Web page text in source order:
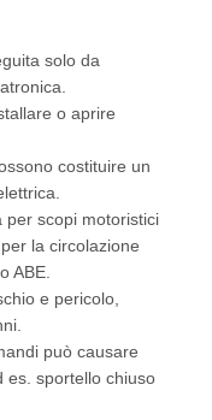
solo da
o aprire
costituire un
per scopi motoristici
la circolazione
ABE.
e pericolo,
può causare
es. sportello chiuso